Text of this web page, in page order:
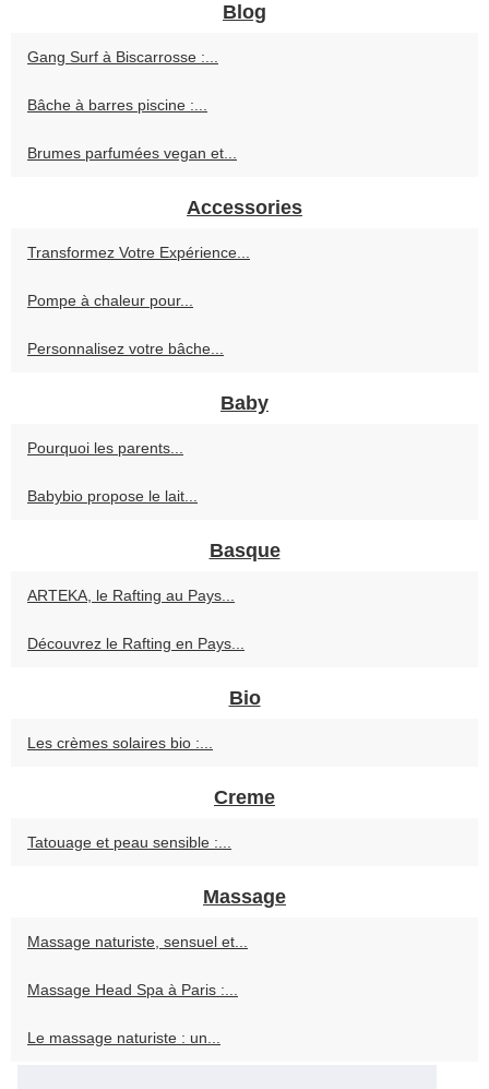
Blog
Gang Surf à Biscarrosse :...
Bâche à barres piscine :...
Brumes parfumées vegan et...
Accessories
Transformez Votre Expérience...
Pompe à chaleur pour...
Personnalisez votre bâche...
Baby
Pourquoi les parents...
Babybio propose le lait...
Basque
ARTEKA, le Rafting au Pays...
Découvrez le Rafting en Pays...
Bio
Les crèmes solaires bio :...
Creme
Tatouage et peau sensible :...
Massage
Massage naturiste, sensuel et...
Massage Head Spa à Paris :...
Le massage naturiste : un...